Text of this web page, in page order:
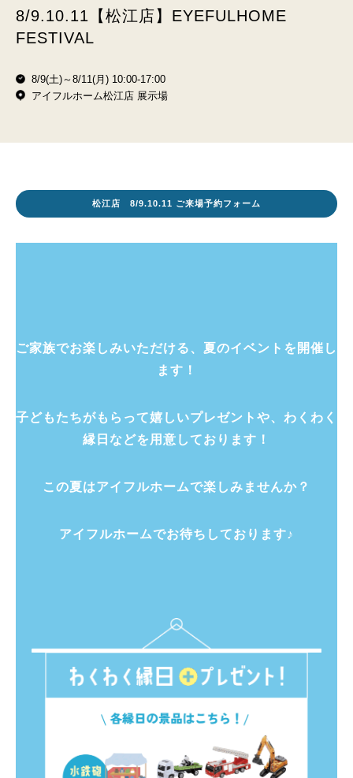
8/9.10.11【松江店】EYEFULHOME
FESTIVAL
8/9(土)～8/11(月) 10:00-17:00
アイフルホーム松江店 展示場
松江店 8/9.10.11 ご来場予約フォーム
ご家族でお楽しみいただける、夏のイベントを開催し
ます！
子どもたちがもらって嬉しいプレゼントや、わくわく
縁日などを用意しております！
この夏はアイフルホームで楽しみませんか？
アイフルホームでお待ちしております♪